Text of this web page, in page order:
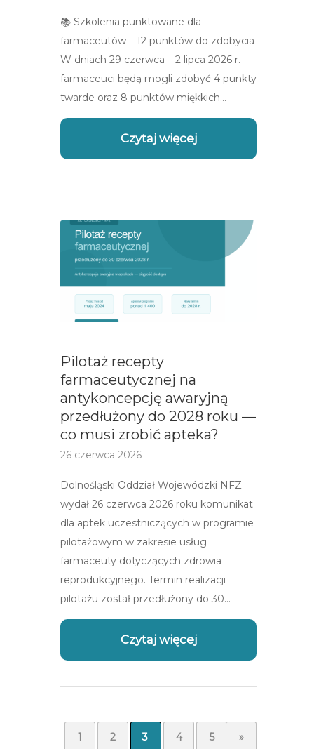
📚 Szkolenia punktowane dla
farmaceutów – 12 punktów do zdobycia
W dniach 29 czerwca – 2 lipca 2026 r.
farmaceuci będą mogli zdobyć 4 punkty
twarde oraz 8 punktów miękkich…
Czytaj więcej
Pilotaż recepty
farmaceutycznej na
antykoncepcję awaryjną
przedłużony do 2028 roku —
co musi zrobić apteka?
26 czerwca 2026
Dolnośląski Oddział Wojewódzki NFZ
wydał 26 czerwca 2026 roku komunikat
dla aptek uczestniczących w programie
pilotażowym w zakresie usług
farmaceuty dotyczących zdrowia
reprodukcyjnego. Termin realizacji
pilotażu został przedłużony do 30…
Czytaj więcej
1 2 3 4 5 ...»